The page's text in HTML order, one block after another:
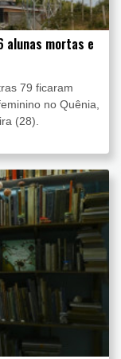
alunas mortas e
79 ficaram
no Quênia,
(28).